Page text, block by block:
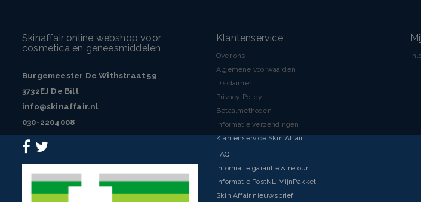
Skinaffair online webshop voor
cosmetica en geneesmiddelen
Burgemeester De Withstraat 59
3732EJ De Bilt
info@skinaffair.nl
030-2204008
Klantenservice
Over ons
Algemene voorwaarden
Disclaimer
Privacy Policy
Betaalmethoden
Informatie verzendingen
Klantenservice Skin Affair
FAQ
Informatie garantie & retour
Informatie PostNL MijnPakket
Skin Affair nieuwsbrief